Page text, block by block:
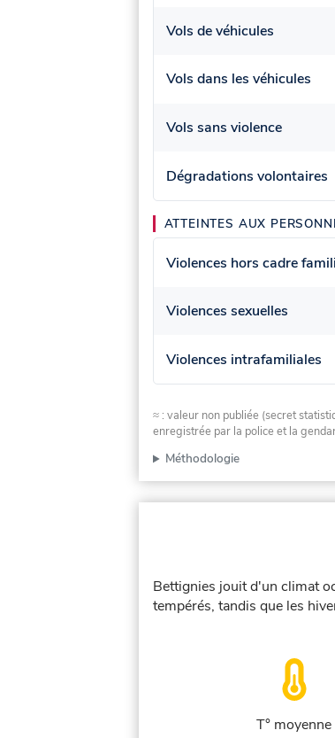
Vols de véhicules
Vols dans les véhicules
Vols sans violence
Dégradations volontaires
ATTEINTES AUX
Violences hors cadre
Violences sexuelles
Violences intrafamiliales
≈ : valeur non publiée (secret
enregistrée par la police et la
Méthodologie
Bettignies jouit d'un climat
tempérés, tandis que les
T° moyenne